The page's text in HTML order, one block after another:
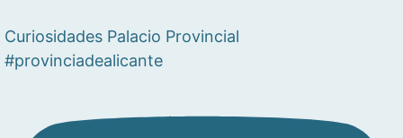
Curiosidades Palacio Provincial
#provinciadealicante